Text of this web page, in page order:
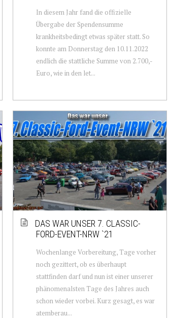
In diesem Jahr fand die offizielle
Übergabe der Spendensumme
krankheitsbedingt etwas später statt. So
konnte am Donnerstag den 10.11.2022
endlich die stattliche Summe von 2.700,-
Euro, wie in den let...
DAS WAR UNSER 7. CLASSIC-
FORD-EVENT-NRW `21
Wochenlange Vorbereitung, Tage vorher
noch gezittert, ob es überhaupt
stattfinden darf und nun ist einer unserer
phänomenalsten Tage des Jahres auch
schon wieder vorbei. Kurz gesagt, es war
atemberau...